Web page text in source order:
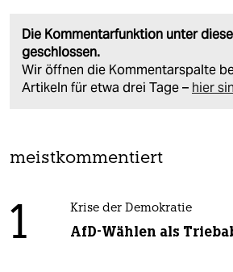
Die Kommentarfunktion unter
geschlossen.
Wir öffnen die Kommentarspalte
Artikeln für etwa drei Tage – hier
meistkommentiert
1 Krise der Demokratie
AfD-Wählen als